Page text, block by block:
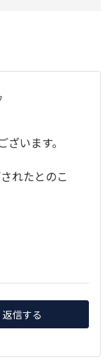
います。
れたとのこ
返信する